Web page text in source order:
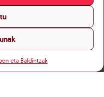
eta Baldintzak